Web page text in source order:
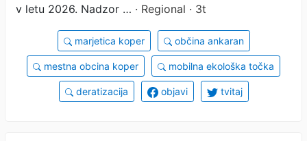
v letu 2026. Nadzor … · Regional · 3t
marjetica koper občina ankaran
mestna obcina koper mobilna ekološka točka
deratizacija objavi tvitaj